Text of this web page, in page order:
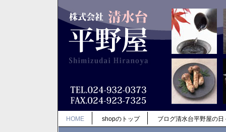
HOME shopのトップ ブログ清水台平野屋の日